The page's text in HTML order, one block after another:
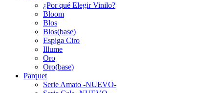
¿Por qué Elegir Vinilo?
Bloom
Blos
Blos(base)
Espiga Ciro
Illume
Oro
Oro(base)
Parquet
Serie Amato -NUEVO-